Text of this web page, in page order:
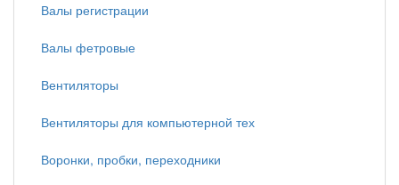
Валы регистрации
Валы фетровые
Вентиляторы
Вентиляторы для компьютерной тех
Воронки, пробки, переходники